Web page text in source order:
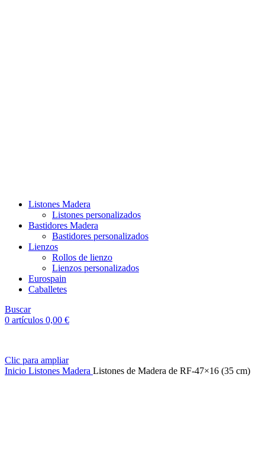
Listones Madera
Listones personalizados
Bastidores Madera
Bastidores personalizados
Lienzos
Rollos de lienzo
Lienzos personalizados
Eurospain
Caballetes
Buscar
0 artículos 0,00 €
Clic para ampliar
Inicio Listones Madera Listones de Madera de RF-47×16 (35 cm)